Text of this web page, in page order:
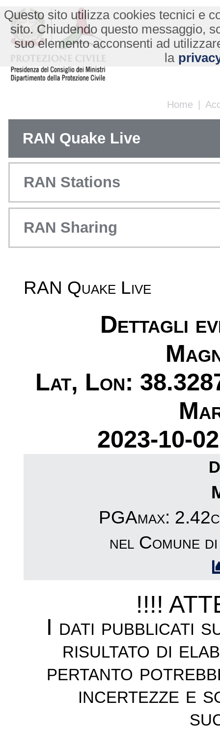
Home |
Questo sito utilizza cookies tecnici e
sito. Chiudendo questo messaggio,
suo elemento acconsenti ad
la
RAN Quake Live
RAN Stations
RAN Sharing
RAN Quake Live
Dettagli
Lat, Lon:
2023-10-
PGAmax:
nel Comune
!!!!
I dati pubblicati
risultato di
pertanto
incertezze e